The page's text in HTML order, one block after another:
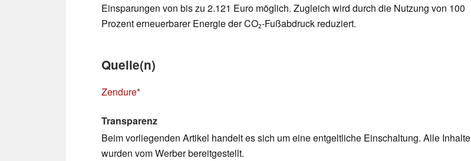
Einsparungen von bis zu 2.121 Euro möglich. Zugleich wird durch die Nutzung von 100
Prozent erneuerbarer Energie der CO₂-Fußabdruck reduziert.
Quelle(n)
Zendure
Transparenz
Beim vorliegenden Artikel handelt es sich um eine entgeltliche Einschaltung. Alle Inhalte
wurden vom Werber bereitgestellt.